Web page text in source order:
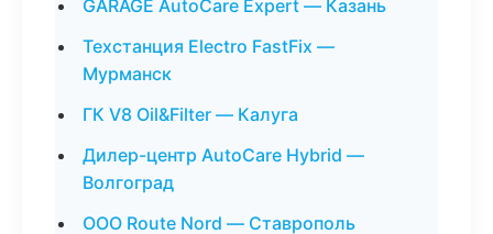
GARAGE AutoCare Expert — Казань
Техстанция Electro FastFix —
Мурманск
ГК V8 Oil&Filter — Калуга
Дилер-центр AutoCare Hybrid —
Волгоград
ООО Route Nord — Ставрополь